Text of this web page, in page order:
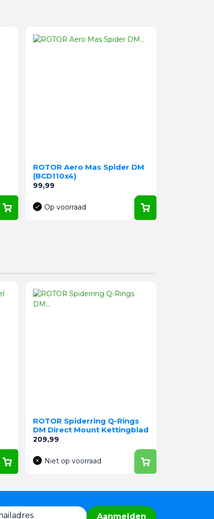
ROTOR Aero Mas Spider DM
(BCD110x4)
Prijs
99,99
Op voorraad
ROTOR Spiderring Q-Rings
DM Direct Mount Kettingblad
Prijs
209,99
Niet op voorraad
Aanmelden